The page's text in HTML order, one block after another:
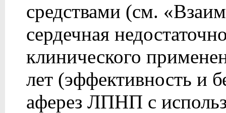
средствами (см.
сердечная
клинического
лет (эффективность и
аферез ЛПНП с